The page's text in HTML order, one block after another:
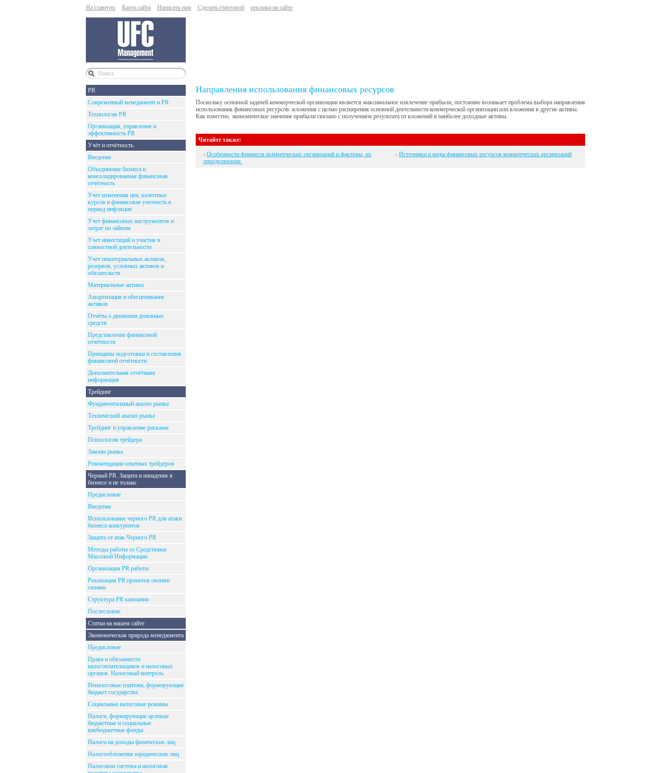
На главную Карта сайта Написать нам Сделать стартовой реклама на сайте
PR
Современный менеджмент и PR
Технология PR
Организация, управление и
эффективность PR
Учёт и отчётность
Введение
Объединение бизнеса и
консолидированная финансовая
отчётность
Учет изменения цен, валютных
курсов и финансовая учетность в
период инфляции
Учет финансовых инструментов и
затрат по займам
Учет инвестиций и участия в
совместной деятельности
Учет нематериальных активов,
резервов, условных активов и
обязательств
Материальные активы
Амортизация и обесценивание
активов
Отчёты о движении денежных
средств
Представление финансовой
отчётности
Принципы подготовки и составления
финансовой отчётности
Дополнительная отчётнаяя
информация
Трейдинг
Фундаментальный анализ рынка
Технический анализ рынка
Трейдинг и управление рисками
Психология трейдера
Законы рынка
Рекомендации опытных трейдеров
Черный PR. Защита и нападение в
бизнесе и не только
Предисловие
Введение
Использование черного PR для атаки
бизнеса конкурентов
Защита от атак Черного PR
Методы работы со Средствами
Массовой Информации
Организация PR работы
Реализация PR проектов своими
силами
Структура PR кампании
Послесловие
Статьи на нашем сайте
Экономическая природа менеджмента
Предисловие
Права и обязанности
налогоплательщиков и налоговых
органов. Налоговый контроль.
Неналоговые платежи, формирующие
бюджет государства
Социальные налоговые режимы
Налоги, формирующие целевые
бюджетные и социальные
внебюджетные фонды
Налоги на доходы физических лиц
Налогообложение юридических лиц
Налоговоя система и налоговая
Направления использования финансовых ресурсов
Поскольку основной задачей коммерческой организации является максимальное извлечение прибыли, постоянно возникает проблема выбора направления
использования финансовых ресурсов: вложения с целью расширения основной деятельности коммерческой организации или вложения в другие активы.
Как известно, экономическое значение прибыли связано с получением результата от вложений в наиболее доходные активы.
Читайте также:
- Особенности финансов коммерческих организаций и факторы, их
определяющие.
- Источники и виды финансовых ресурсов коммерческих организаций